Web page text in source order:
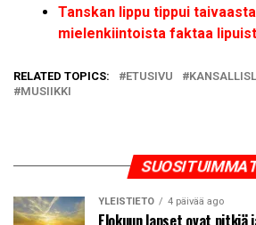
Tanskan lippu tippui
mielenkiintoista faktaa
RELATED TOPICS: ETUSIVU
MUSIIKKI
YLEISTIETO 4 päivää ago
Elokuun lapset ovat pitkiä